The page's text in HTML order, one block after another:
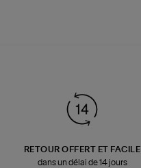
RETOUR OFFERT ET FACILE
dans un délai de 14 jours